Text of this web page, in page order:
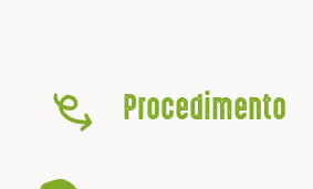
Procedimento